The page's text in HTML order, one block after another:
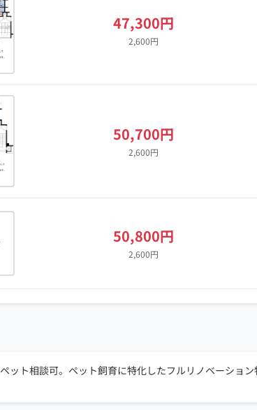
ペット相談可。ペット飼育に特化したフルリノベーショ
47,300円
2,600円
50,700円
2,600円
50,800円
2,600円